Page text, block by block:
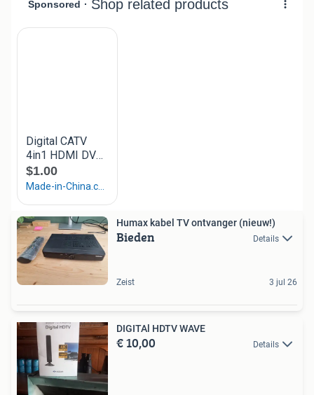
Humax kabel TV ontvanger (nieuw!)
Bieden Details
Zeist 3 jul 26
DIGITAl HDTV WAVE
€ 10,00 Details